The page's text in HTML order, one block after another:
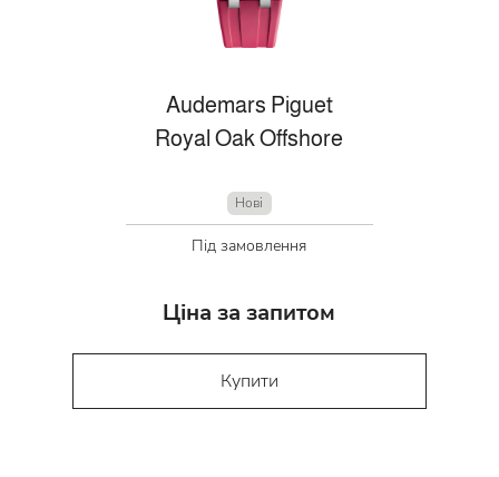
Audemars Piguet
Royal Oak Offshore
Нові
Під замовлення
Ціна за запитом
Купити